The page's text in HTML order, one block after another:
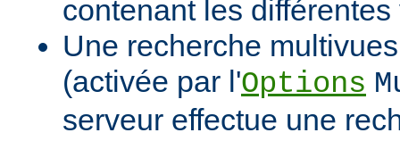
contenant les
Une recherche
(activée par l'Options
serveur effectue une